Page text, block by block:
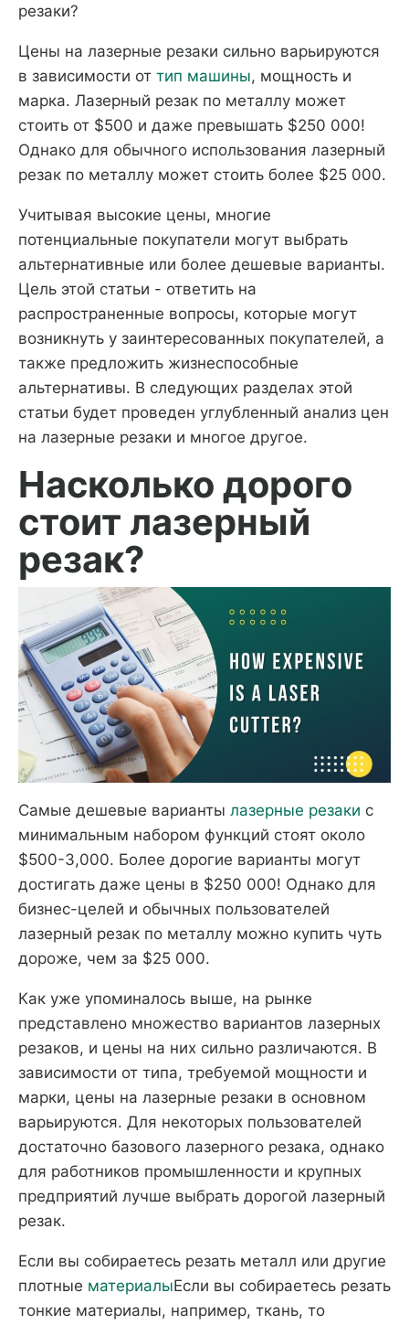
резаки?
Цены на лазерные резаки сильно варьируются
в зависимости от тип машины, мощность и
марка. Лазерный резак по металлу может
стоить от $500 и даже превышать $250 000!
Однако для обычного использования лазерный
резак по металлу может стоить более $25 000.
Учитывая высокие цены, многие
потенциальные покупатели могут выбрать
альтернативные или более дешевые варианты.
Цель этой статьи - ответить на
распространенные вопросы, которые могут
возникнуть у заинтересованных покупателей, а
также предложить жизнеспособные
альтернативы. В следующих разделах этой
статьи будет проведен углубленный анализ цен
на лазерные резаки и многое другое.
Насколько дорого
стоит лазерный
резак?
Самые дешевые варианты лазерные резаки с
минимальным набором функций стоят около
$500-3,000. Более дорогие варианты могут
достигать даже цены в $250 000! Однако для
бизнес-целей и обычных пользователей
лазерный резак по металлу можно купить чуть
дороже, чем за $25 000.
Как уже упоминалось выше, на рынке
представлено множество вариантов лазерных
резаков, и цены на них сильно различаются. В
зависимости от типа, требуемой мощности и
марки, цены на лазерные резаки в основном
варьируются. Для некоторых пользователей
достаточно базового лазерного резака, однако
для работников промышленности и крупных
предприятий лучше выбрать дорогой лазерный
резак.
Если вы собираетесь резать металл или другие
плотные материалыЕсли вы собираетесь резать
тонкие материалы, например, ткань, то